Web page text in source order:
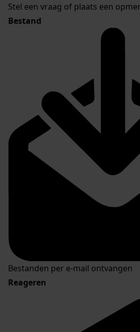
Stel een vraag of plaats een
Bestand
Bestanden per e-mail ontvangen
Reageren